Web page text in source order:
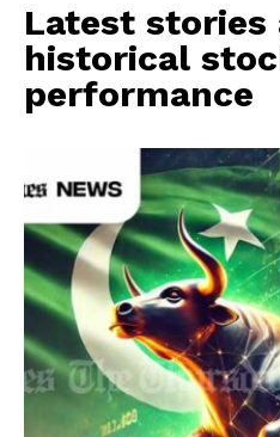
Latest stories
historical
performance